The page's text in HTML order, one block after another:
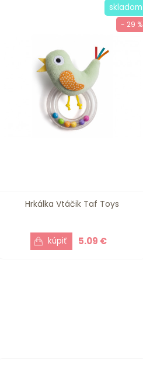
Hrkálka Vtáčik Taf Toys
5.09 €
skladom
- 29 %